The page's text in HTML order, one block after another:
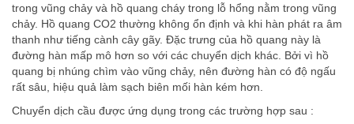
trong vũng chảy và hồ quang cháy trong lỗ hổng nằm trong vũng
chảy. Hồ quang CO2 thường không ổn định và khi hàn phát ra âm
thanh như tiếng cành cây gãy. Đặc trưng của hồ quang này là
đường hàn mấp mô hơn so với các chuyển dịch khác. Bởi vì hồ
quang bị nhúng chìm vào vũng chảy, nên đường hàn có độ ngấu
rất sâu, hiệu quả làm sạch biên mối hàn kém hơn.
Chuyển dịch cầu được ứng dụng trong các trường hợp sau :